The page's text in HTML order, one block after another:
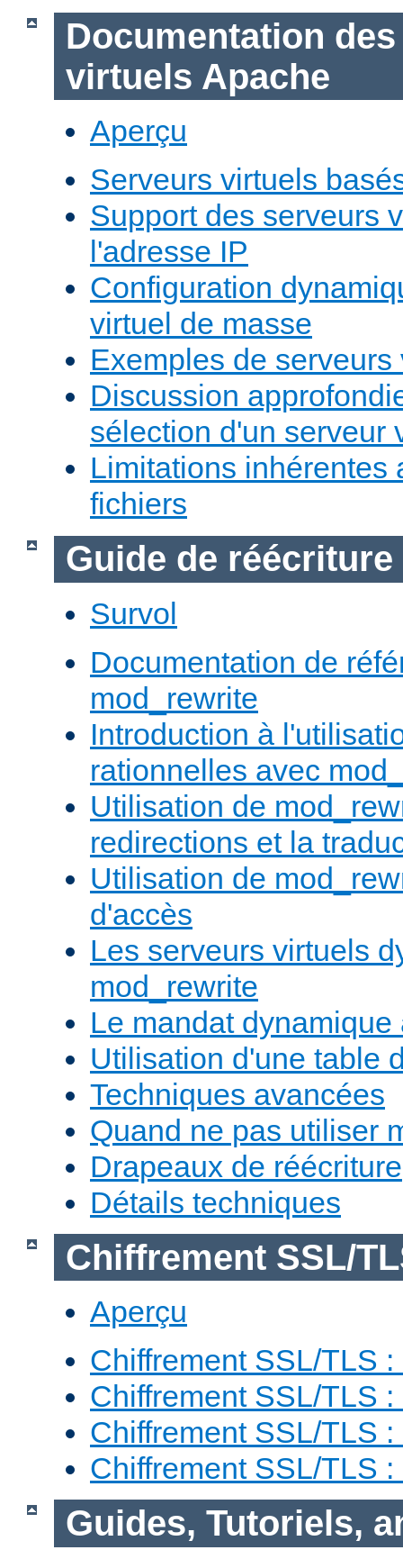
Documentation
virtuels Apache
Aperçu
Serveurs virtuels
Support des serveurs
l'adresse IP
Configuration
virtuel de masse
Exemples de serveurs
Discussion
sélection d'un serveur
Limitations inhérentes
fichiers
Guide de réécriture
Survol
Documentation de
mod_rewrite
Introduction à
rationnelles avec
Utilisation de
redirections et la
Utilisation de
d'accès
Les serveurs virtuels
mod_rewrite
Le mandat
Utilisation d'une table
Techniques avancées
Quand ne pas utiliser
Drapeaux de réécriture
Détails techniques
Chiffrement SSL/
Aperçu
Chiffrement SSL/TLS
Chiffrement SSL/TLS
Chiffrement SSL/TLS
Chiffrement SSL/TLS :
Guides, Tutoriels,